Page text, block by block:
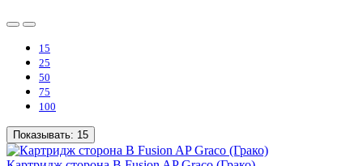
15
25
50
75
100
Показывать: 15